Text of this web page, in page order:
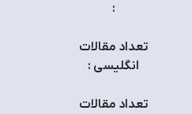
:
تعداد مقالات
انگلیسی :
تعداد مقالات